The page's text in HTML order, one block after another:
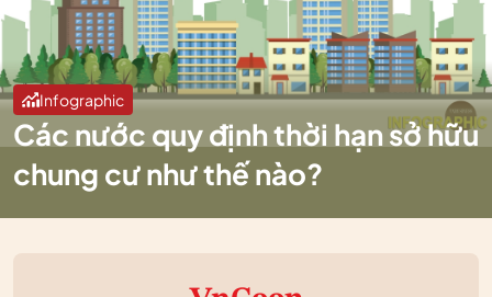
Infographic
Các nước quy định thời hạn sở hữu
chung cư như thế nào?